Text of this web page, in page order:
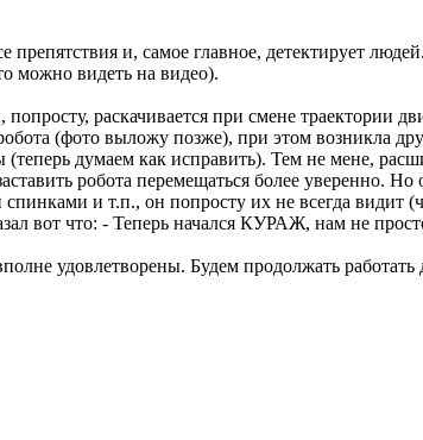
и, самое главное, детектирует
можно видеть на видео).
раскачивается при смене траектории
(фото выложу позже), при этом возникла
думаем как исправить). Тем не мене,
робота перемещаться более уверенно.
и т.п., он попросту их не всегда видит
вот что: - Теперь начался КУРАЖ, нам не
удовлетворены. Будем продолжать работать